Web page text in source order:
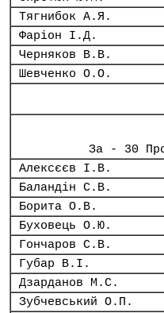
Тягнибок А.Я.
Фаріон І.Д.
Черняков В.В.
Шевченко О.О.
За - 30
Алексєєв І.В.
Баландін С.В.
Борита О.В.
Буховець О.Ю.
Гончаров С.В.
Губар В.І.
Дзарданов М.С.
Зубчевський О.П.